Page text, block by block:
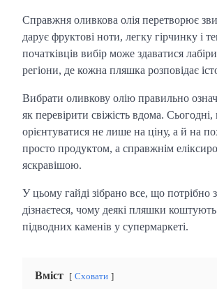
Справжня оливкова олія перетворює
дарує фруктові ноти, легку гірчинку і
початківців вибір може здаватися
регіони, де кожна пляшка розповідає
Вибрати оливкову олію правильно
як перевірити свіжість вдома.
орієнтуватися не лише на ціну, а й на
просто продуктом, а справжнім
яскравішою.
У цьому гайді зібрано все, що потрібно
дізнаєтеся, чому деякі пляшки
підводних каменів у супермаркеті.
Вміст Сховати